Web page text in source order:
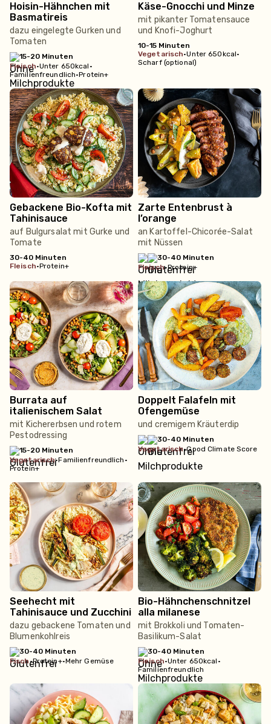
Hoisin-Hähnchen mit
Basmatireis
dazu eingelegte Gurken und
Tomaten
15-20 Minuten
fleisch•Unter 650kcal •
Familienfreundlich•Protein+
Käse-Gnocchi und Minze
mit pikanter Tomatensauce
und Knofi-Joghurt
10-15 Minuten
vegetarisch•Unter 650kcal•
Scharf (optional)
Gebackene Bio-Kofta mit
Tahinisauce
auf Bulgursalat mit Gurke und
Tomate
30-40 Minuten
fleisch•Protein+
Zarte Entenbrust à
l’orange
an Kartoffel-Chicorée-Salat
mit Nüssen
30-40 Minuten
fleisch•Protein+
Burrata auf
italienischem Salat
mit Kichererbsen und rotem
Pestodressing
15-20 Minuten
vegetarisch•Familienfreundlich •
Protein+
Doppelt Falafeln mit
Ofengemüse
und cremigem Kräuterdip
30-40 Minuten
vegetarisch•Good Climate Score
Seehecht mit
Tahinisauce und Zucchini
dazu gebackene Tomaten und
Blumenkohlreis
30-40 Minuten
fisch•Protein+•Mehr Gemüse
Bio-Hähnchenschnitzel
alla milanese
mit Brokkoli und Tomaten-
Basilikum-Salat
30-40 Minuten
fleisch•Unter 650kcal •
Familienfreundlich